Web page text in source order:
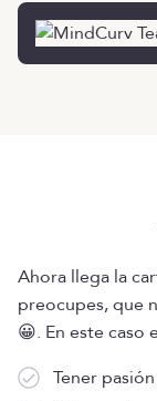
Ahora llega la
preocupes, que
😀. En este caso
Tener